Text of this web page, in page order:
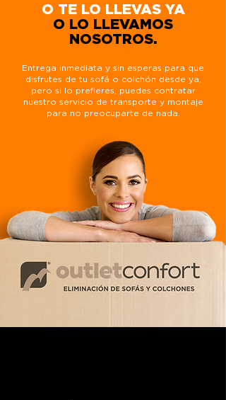
O TE LO LLEVAS YA
O LO LLEVAMOS
NOSOTROS.
Entrega inmediata y sin esperas para que
disfrutes de tu sofá o colchón desde ya,
pero si lo prefieres, puedes contratar
nuestro servicio de transporte y montaje
para no preocuparte de nada.